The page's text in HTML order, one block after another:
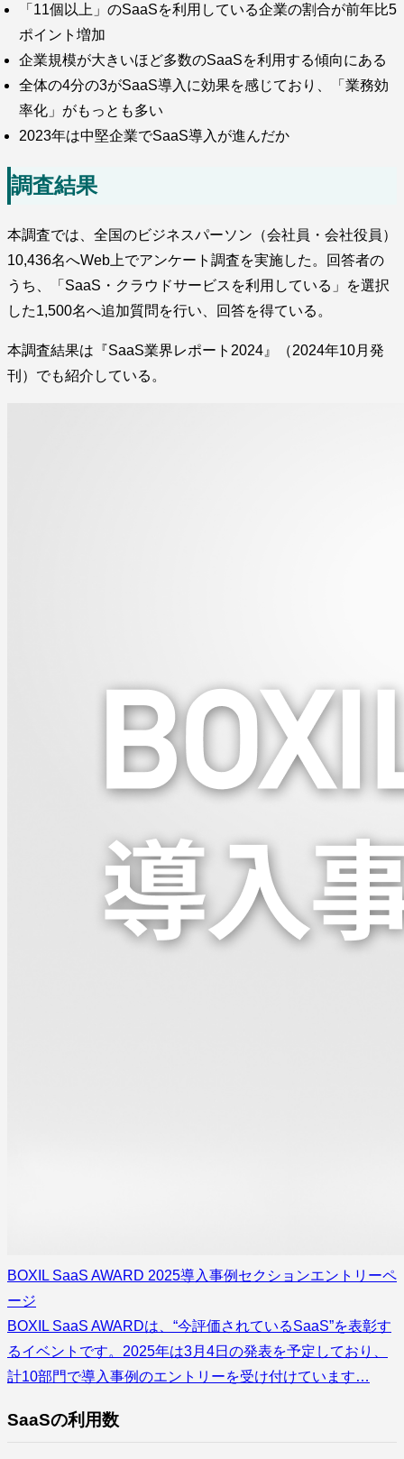
「11個以上」のSaaSを利用している企業の割合が前年比5
ポイント増加
企業規模が大きいほど多数のSaaSを利用する傾向にある
全体の4分の3がSaaS導入に効果を感じており、「業務効
率化」がもっとも多い
2023年は中堅企業でSaaS導入が進んだか
調査結果
本調査では、全国のビジネスパーソン（会社員・会社役員）
10,436名へWeb上でアンケート調査を実施した。回答者の
うち、「SaaS・クラウドサービスを利用している」を選択
した1,500名へ追加質問を行い、回答を得ている。
本調査結果は『SaaS業界レポート2024』（2024年10月発
刊）でも紹介している。
BOXIL SaaS AWARD 2025導入事例セクションエントリーペ
ージ
BOXIL SaaS AWARDは、“今評価されているSaaS”を表彰す
るイベントです。2025年は3月4日の発表を予定しており、
計10部門で導入事例のエントリーを受け付けています…
SaaSの利用数